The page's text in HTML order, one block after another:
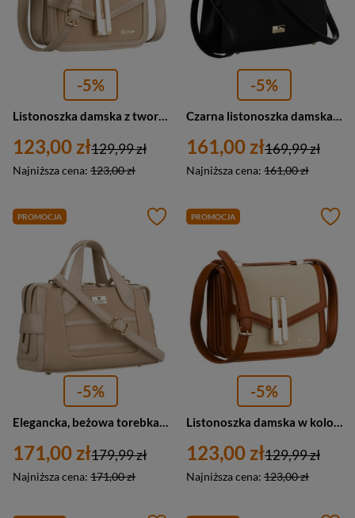
-5%
123,00 zł
Najniższa cena: 123,00 zł
129,99 zł
-5%
161,00 zł
Najniższa cena: 161,00 zł
169,99 zł
PROMOCJA
-5%
Elegancka, beżowa torebka damska wykonana z materiału syntetycznego, zamykana suwakiem - Peterson
171,00 zł
Najniższa cena: 171,00 zł
179,99 zł
PROMOCJA
-5%
Listonoszka damska w kolorach ecru i brązowym, dwukomorowa - Peterson
123,00 zł
Najniższa cena: 123,00 zł
129,99 zł